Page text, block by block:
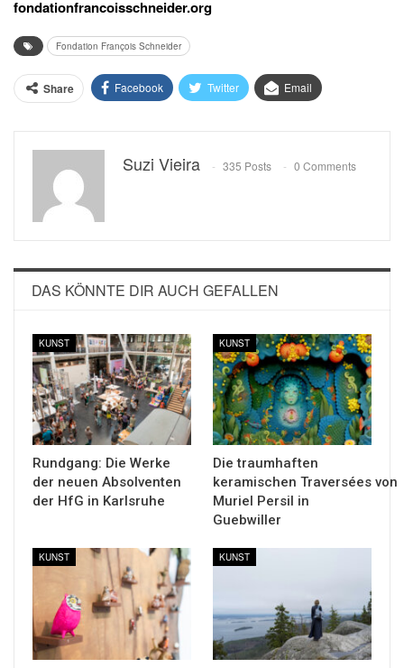
fondationfrancoisschneider.org
Fondation François Schneider
Share Facebook Twitter Email
Suzi Vieira 335 Posts 0 Comments
DAS KÖNNTE DIR AUCH GEFALLEN
KUNST
Rundgang: Die Werke
der neuen Absolventen
der HfG in Karlsruhe
KUNST
Die traumhaften
keramischen Traversées von
Muriel Persil in
Guebwiller
KUNST KUNST